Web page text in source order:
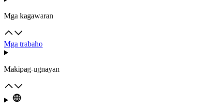
Mga kagawaran
Mga trabaho
Makipag-ugnayan